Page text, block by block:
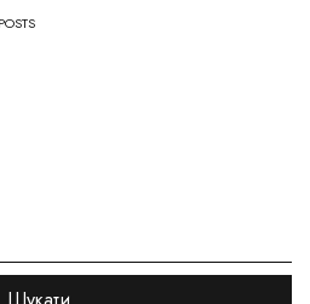
POSTS